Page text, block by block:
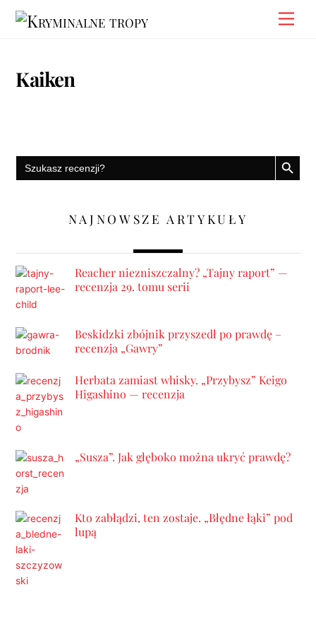
Kaiken
Search
for:
PRZYCISK
NAJNOWSZE ARTYKUŁY
Reacher niezniszczalny? „Tajny raport” —
recenzja 29. tomu serii
Beskidzki zbójnik przyszedł po prawdę –
recenzja „Gawry”
Herbata zamiast whisky. „Przybysz” Keigo
Higashino — recenzja
„Susza”. Jak głęboko można ukryć prawdę?
Kto zabłądzi, ten zostaje. „Błędne łąki” pod
lupą